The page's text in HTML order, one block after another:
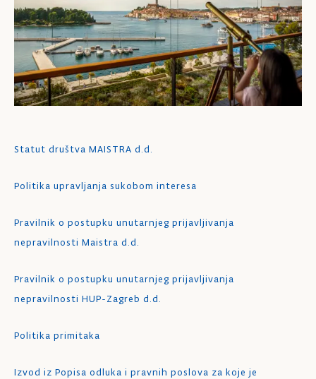
Statut društva MAISTRA d.d.
Politika upravljanja sukobom interesa
Pravilnik o postupku unutarnjeg prijavljivanja
nepravilnosti Maistra d.d.
Pravilnik o postupku unutarnjeg prijavljivanja
nepravilnosti HUP-Zagreb d.d.
Politika primitaka
Izvod iz Popisa odluka i pravnih poslova za koje je